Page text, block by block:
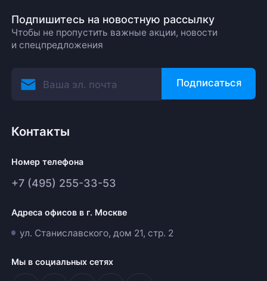
Подпишитесь на новостную рассылку
Чтобы не пропустить важные акции, новости
и спецпредложения
Подписаться
Контакты
Номер телефона
+7 (495) 255-33-53
Адреса офисов в г. Москве
ул. Станиславского, дом 21, стр. 2
Мы в социальных сетях